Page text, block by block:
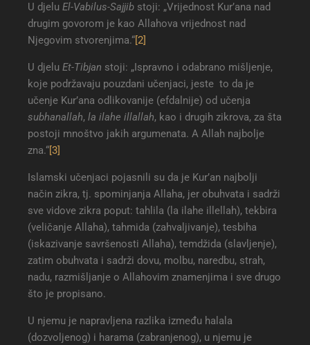
U djelu El-Vabilus-Sajjib stoji: „Vrijednost Kur’ana nad
drugim govorom je kao Allahova vrijednost nad
Njegovim stvorenjima.“[2]
U djelu Et-Tibjan stoji: „Ispravno i odabrano mišljenje,
koje podržavaju pouzdani učenjaci, jeste to da je
učenje Kur’ana odlikovanije (efdalnije) od učenja
subhanallah, la ilahe illallah, kao i drugih zikrova, za šta
postoji mnoštvo jakih argumenata. A Allah najbolje
zna.“[3]
Islamski učenjaci pojasnili su da je Kur’an najbolji
način zikra, tj. spominjanja Allaha, jer obuhvata i sadrži
sve vidove zikra poput: tahlila (la ilahe illellah), tekbira
(veličanje Allaha), tahmida (zahvaljivanje), tesbiha
(iskazivanje savršenosti Allaha), temdžida (slavljenje),
zatim obuhvata i sadrži dovu, molbu, naredbu, strah,
nadu, razmišljanje o Allahovim znamenjima i sve drugo
što je propisano.
U njemu je napravljena razlika između halala
(dozvoljenog) i harama (zabranjenog), u njemu je